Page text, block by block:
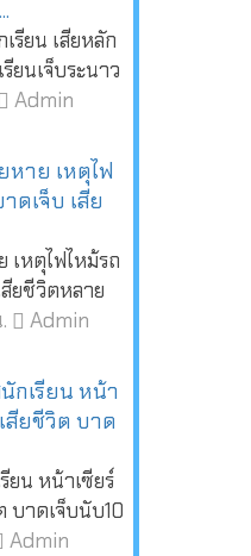
รียน เสียหลัก
ยนเจ็บระนาว
Admin
เหตุไฟไหม้รถ
ยชีวิตหลาย
Admin
ยน หน้าเซียร์
บาดเจ็บนับ10
Admin